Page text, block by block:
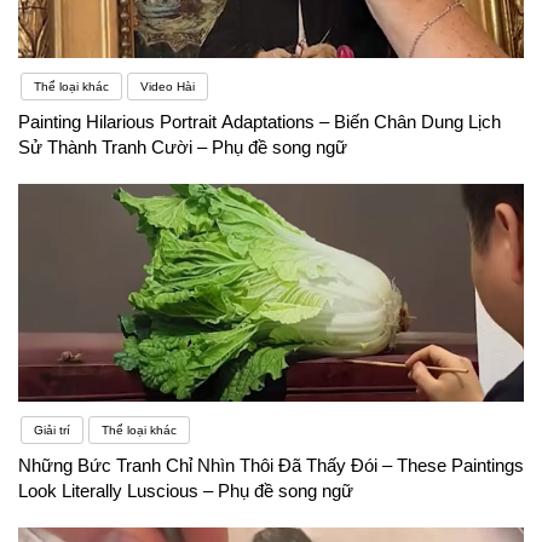
bạn nói ra một câu tiếng Anh. Sẽ rất khó khăn khi
bắt đầu! Nhưng đừng sợ. Có nhiều cách khác để
bạn có thể gặp gỡ và nói chuyện với người bản xứ
mà không cảm thấy áp lực, bất kể bạn hiện đang
Thể loại khác Video Hài
Painting Hilarious Portrait Adaptations – Biến Chân Dung Lịch
Sử Thành Tranh Cười – Phụ đề song ngữ
Giải trí Thể loại khác
Những Bức Tranh Chỉ Nhìn Thôi Đã Thấy Đói – These Paintings
Look Literally Luscious – Phụ đề song ngữ